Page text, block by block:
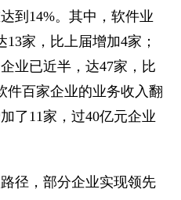
到14%。其中，软件业
家，比上届增加4家；
业已近半，达47家，比
件百家企业的业务收入翻
了11家，过40亿元企业
径，部分企业实现领先